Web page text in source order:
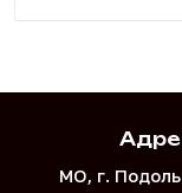
МО, г.